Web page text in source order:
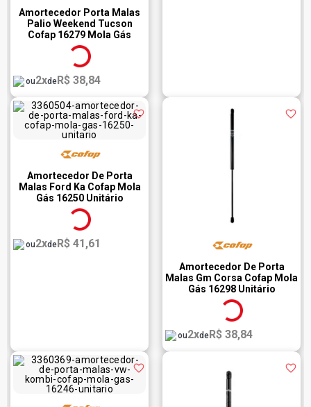
Amortecedor Porta Malas
Palio Weekend Tucson
Cofap 16279 Mola Gás
Unitário
ou2xdeR$ 38,84
Amortecedor De Porta
Malas Ford Ka Cofap Mola
Gás 16250 Unitário
ou2xdeR$ 41,61
Amortecedor De Porta
Malas Gm Corsa Cofap Mola
Gás 16298 Unitário
ou2xdeR$ 38,84